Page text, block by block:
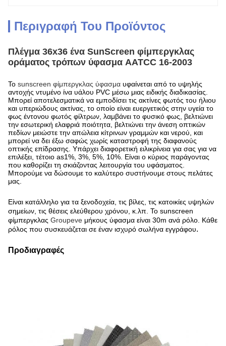
Περιγραφή Του Προϊόντος
Πλέγμα 36x36 ένα SunScreen φίμπεργκλας
οράματος τρόπων ύφασμα AATCC 16-2003
Το sunscreen φίμπεργκλας ύφασμα υφαίνεται από το υψηλής
αντοχής ντυμένο ίνα υάλου PVC μέσω μιας ειδικής διαδικασίας.
Μπορεί αποτελεσματικά να εμποδίσει τις ακτίνες φωτός του ήλιου
και υπεριώδους ακτίνας, το οποίο είναι ευεργετικός στην υγεία το
φως έντονου φωτός φίλτρων, λαμβάνει το φυσικό φως, βελτιώνει
την εσωτερική ελαφριά ποιότητα, βελτιώνει την άνεση οπτικών
πεδίων μειώστε την απώλεια κίτρινων γραμμών και νερού, και
μπορεί να δει έξω σαφώς χωρίς καταστροφή της διαφανούς
οπτικής επίδρασης. Υπάρχει διαφορετική ειλικρίνεια για σας για να
επιλέξει, τέτοιο as1%, 3%, 5%, 10%. Είναι ο κύριος παράγοντας
που καθορίζει τη σκιάζοντας λειτουργία του υφάσματος.
Μπορούμε να δώσουμε το καλύτερο συστήνουμε στους πελάτες
μας.
Είναι κατάλληλο για τα ξενοδοχεία, τις βίλες, τις κατοικίες υψηλών
σημείων, τις θέσεις ελεύθερου χρόνου, κ.λπ. Το sunscreen
φίμπεργκλας Groupeve μήκους ύφασμα είναι 30m ανά ρόλο. Κάθε
ρόλος που συσκευάζεται σε έναν ισχυρό σωλήνα εγγράφου.
Προδιαγραφές